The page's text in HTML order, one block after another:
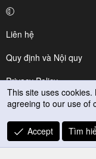
Liên hệ
Quy định và Nội quy
Privacy Policy
Trợ giúp
R
S
This site uses
agreeing to our use of
Accept Tìm